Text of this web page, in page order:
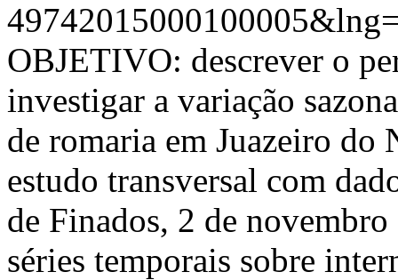
OBJETIVO: descrever o
investigar a variação
de romaria em Juazeiro
estudo transversal com
de Finados, 2 de
séries temporais sobre